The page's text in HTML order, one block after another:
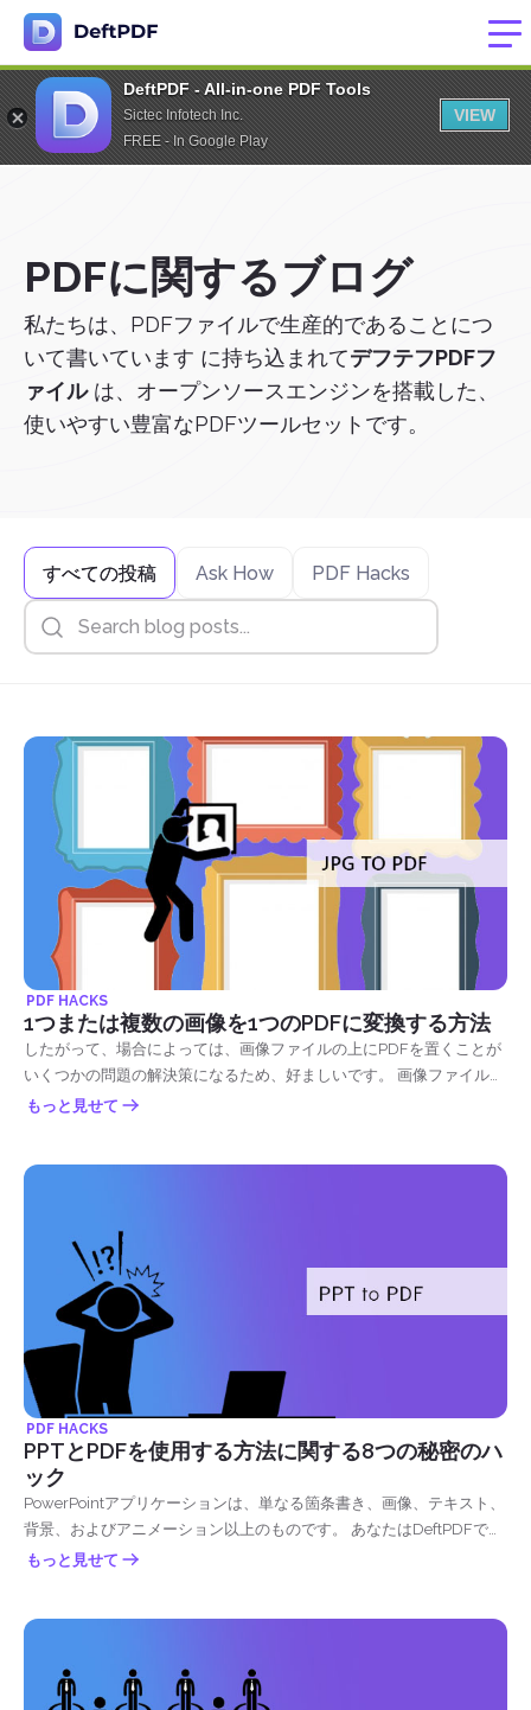
DeftPDF - All-in-one PDF Tools
Sictec Infotech Inc.
FREE - In Google Play
VIEW
PDFに関するブログ
私たちは、PDFファイルで生産的であることにつ
いて書いています に持ち込まれてデフテフPDFフ
ァイルは、オープンソースエンジンを搭載した、
使いやすい豊富なPDFツールセットです。
すべての投稿 Ask How PDF Hacks
PDF HACKS
1つまたは複数の画像を1つのPDFに変換する方法
したがって、場合によっては、画像ファイルの上にPDFを置くことが
いくつかの問題の解決策になるため、好ましいです。 画像ファイルを
1 つの PDF ファイルに変換するには、次の 3 つの方法があります。
もっと見せて
PDF HACKS
PPTとPDFを使用する方法に関する8つの秘密のハ
ック
PowerPointアプリケーションは、単なる箇条書き、画像、テキスト、
背景、およびアニメーション以上のものです。 あなたはDeftPDFでこ
こでそれを学ぶことができます
もっと見せて